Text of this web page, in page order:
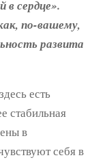
сердце».
по-вашему,
развита
есть
стабильная
в
себя в